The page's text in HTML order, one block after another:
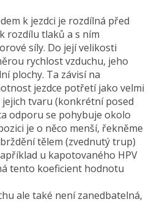
k jezdci je rozdílná před
rozdílu tlaků a s ním
síly. Do její velikosti
rychlost vzduchu, jeho
plochy. Ta závisí na
jezdce potřetí jako velmi
tvaru (konkrétní posed
odporu se pohybuje okolo
je o něco menší, řekněme
tělem (zvednutý trup)
u kapotovaného HPV
tento koeficient hodnotu
ale také není zanedbatelná,